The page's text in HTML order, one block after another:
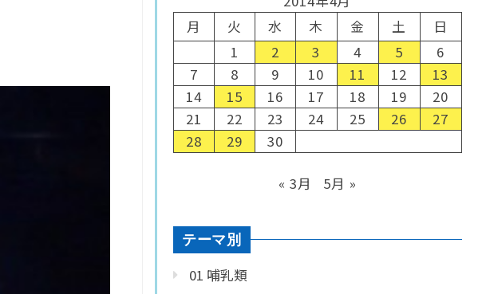
月
火 水 木 金 土
日
1
2 3 4 5
6
7
8 9 10 11 12
13
14
15 16 17 18 19
20
21
22 23 24 25 26
27
28
29 30
« 3月 5月 »
テーマ別
01 哺乳類